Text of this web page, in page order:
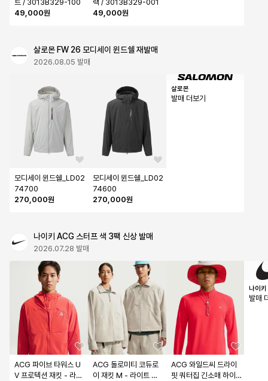
트 / 3013B329-100
49,000원
랙 / 3013B329-001
49,000원
살로몬 FW 26 모디세이 윈드쉘 재발매
2026.08.05 발매
모디세이 윈드쉘_LD02
74700
270,000원
모디세이 윈드쉘_LD02
74600
270,000원
살로몬
발매 더보기
나이키 ACG 스터프 색 3팩 신상 발매
2026.07.28 발매
ACG 파이브 타워스 U
V 프로텍션 재킷 - 라이
ACG 돌로미티 코듀로
이 재킷 M - 라이트 오
ACG 와일드씨 드라이
핏 쿼터집 긴소매 하이
나이키
발매